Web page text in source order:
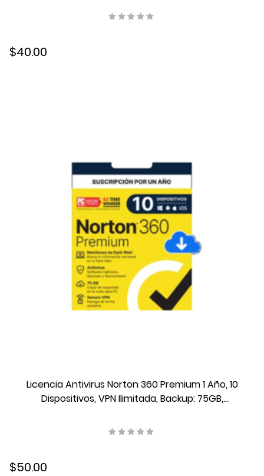
$40.00
Licencia Antivirus Norton 360 Premium 1 Año, 10
Dispositivos, VPN Ilimitada, Backup: 75GB,
$50.00